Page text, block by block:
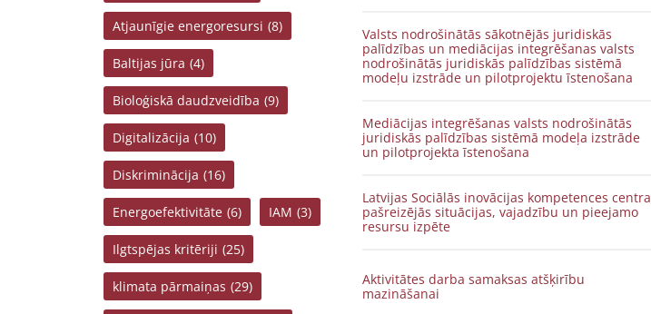
Atjaunīgie energoresursi (8)
Baltijas jūra (4)
Bioloģiskā daudzveidība (9)
Digitalizācija (10)
Diskriminācija (16)
Energoefektivitāte (6) IAM (3)
Ilgtspējas kritēriji (25)
klimata pārmaiņas (29)
Valsts nodrošinātās sākotnējās juridiskās
palīdzības un mediācijas integrēšanas valsts
nodrošinātās juridiskās palīdzības sistēmā
modeļu izstrāde un pilotprojektu īstenošana
Mediācijas integrēšanas valsts nodrošinātās
juridiskās palīdzības sistēmā modeļa izstrāde
un pilotprojekta īstenošana
Latvijas Sociālās inovācijas kompetences centra
pašreizējās situācijas, vajadzību un pieejamo
resursu izpēte
Aktivitātes darba samaksas atšķirību
mazināšanai